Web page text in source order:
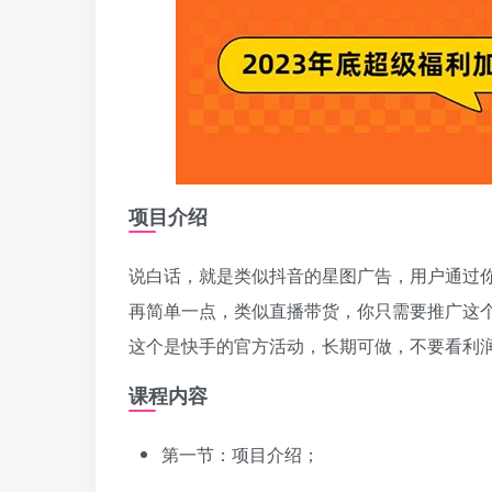
项目介绍
说白话，就是类似抖音的星图广告，用户通
再简单一点，类似直播带货，你只需要推广这
这个是快手的官方活动，长期可做，不要看
课程内容
第一节：项目介绍；